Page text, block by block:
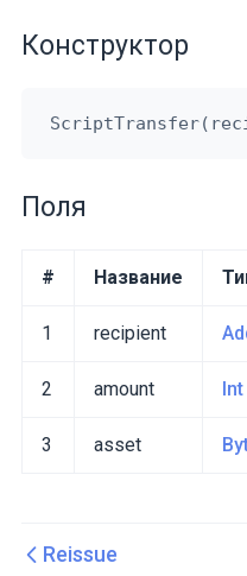
Конструктор
Поля
# Название
1 recipient
2 amount Int
3 asset
Reissue